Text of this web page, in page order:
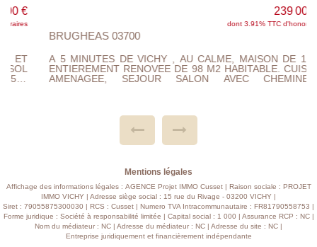
239 000 €
dont 3.91% TTC d'honoraires
BRUGHEAS 03700
A 5 MINUTES DE VICHY , AU CALME, MAISON DE 1985
ENTIEREMENT RENOVEE DE 98 M2 HABITABLE. CUISINE
AMENAGEE, SEJOUR SALON AVEC CHEMINEE,3
SUR UN TERRAIN D'UNE CONTENANCE DE 800M2
ENTIEREMENT CLOTURE AVEC PORTAIL ET PORTE DE
BOIS ET ELECTRIQUE, TOUT A L'EGOUT, ELECTRICITE
NOMBREUX TRAVAUX REALISES BIEN SOUS GARANTIE
DECENNALE. A VISITER RAPIDEMENT...........
Mentions légales
Affichage des informations légales : AGENCE Projet IMMO Cusset | Raison sociale : PROJET
IMMO VICHY | Adresse siège social : 15 rue du Rivage - 03200 VICHY |
Siret : 79055875300030 | RCS : Cusset | Numero TVA Intracommunautaire : FR81790558753 |
Forme juridique : Société à responsabilité limitée | Capital social : 1 000 | Assurance RCP : NC |
Nom du médiateur : NC | Adresse du médiateur : NC | Adresse du site : NC |
Entreprise juridiquement et financièrement indépendante